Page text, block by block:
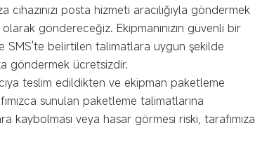
posta hizmeti aracılığıyla göndermek
göndereceğiz. Ekipmanınızın güvenli bir
SMS'te belirtilen talimatlara uygun şekilde
göndermek ücretsizdir.
teslim edildikten ve ekipman paketleme
sunulan paketleme talimatlarına
kaybolması veya hasar görmesi riski, tarafımıza